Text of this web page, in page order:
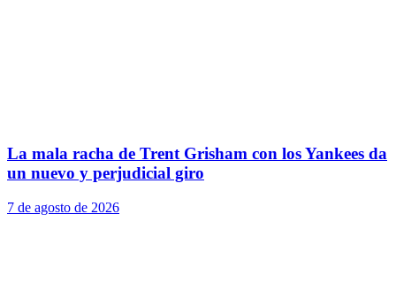
La mala racha de Trent Grisham con los Yankees da
un nuevo y perjudicial giro
7 de agosto de 2026